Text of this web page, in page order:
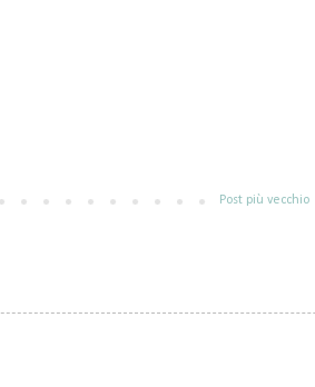
Post più vecchio